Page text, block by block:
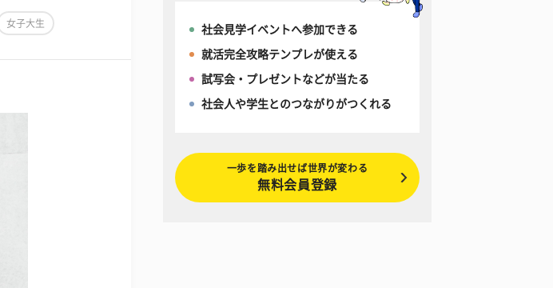
女子大生
社会見学イベントへ参加できる
就活完全攻略テンプレが使える
試写会・プレゼントなどが当たる
社会人や学生とのつながりがつくれる
一歩を踏み出せば世界が変わる
無料会員登録